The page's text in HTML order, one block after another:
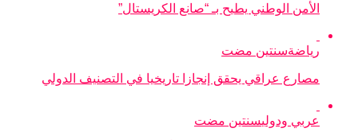
الأمن الوطني يطيح بـ “صانع الكريستال”
رياضةسنتين مضت
مصارع عراقي يحقق إنجازا تاريخيا في التصنيف الدولي
عربي ودوليسنتين مضت